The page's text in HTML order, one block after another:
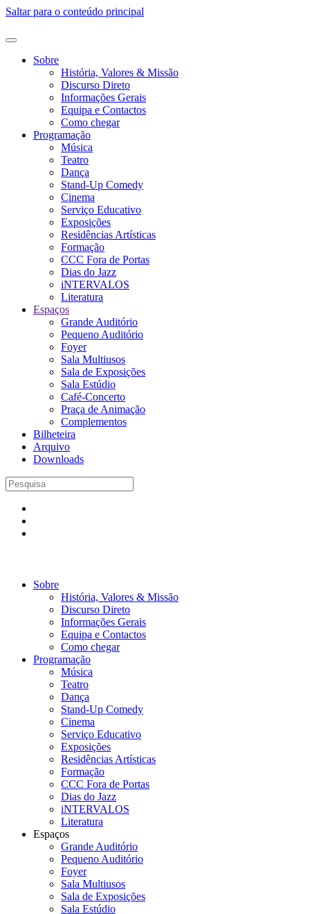
Saltar para o conteúdo principal
Sobre
História, Valores & Missão
Discurso Direto
Informações Gerais
Equipa e Contactos
Como chegar
Programação
Música
Teatro
Dança
Stand-Up Comedy
Cinema
Serviço Educativo
Exposições
Residências Artísticas
Formação
CCC Fora de Portas
Dias do Jazz
iNTERVALOS
Literatura
Espaços
Grande Auditório
Pequeno Auditório
Foyer
Sala Multiusos
Sala de Exposições
Sala Estúdio
Café-Concerto
Praça de Animação
Complementos
Bilheteira
Arquivo
Downloads
Sobre
História, Valores & Missão
Discurso Direto
Informações Gerais
Equipa e Contactos
Como chegar
Programação
Música
Teatro
Dança
Stand-Up Comedy
Cinema
Serviço Educativo
Exposições
Residências Artísticas
Formação
CCC Fora de Portas
Dias do Jazz
iNTERVALOS
Literatura
Espaços
Grande Auditório
Pequeno Auditório
Foyer
Sala Multiusos
Sala de Exposições
Sala Estúdio